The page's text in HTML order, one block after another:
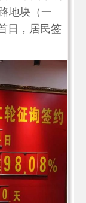
地块（一
日，居民签